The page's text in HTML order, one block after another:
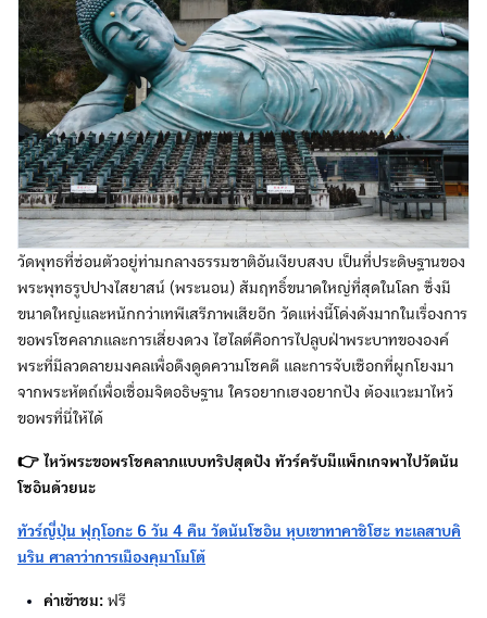
วัดพุทธที่ซ่อนตัวอยู่ท่ามกลางธรรมชาติอันเงียบสงบ เป็นที่ประดิษฐานของ
พระพุทธรูปปางไสยาสน์ (พระนอน) สัมฤทธิ์ขนาดใหญ่ที่สุดในโลก ซึ่งมี
ขนาดใหญ่และหนักกว่าเทพีเสรีภาพเสียอีก วัดแห่งนี้โด่งดังมากในเรื่องการ
ขอพรโชคลาภและการเสี่ยงดวง ไฮไลต์คือการไปลูบฝ่าพระบาทขององค์
พระที่มีลวดลายมงคลเพื่อดึงดูดความโชคดี และการจับเชือกที่ผูกโยงมา
จากพระหัตถ์เพื่อเชื่อมจิตอธิษฐาน ใครอยากเฮงอยากปัง ต้องแวะมาไหว้
ขอพรที่นี่ให้ได้
👉 ไหว้พระขอพรโชคลาภแบบทริปสุดปัง ทัวร์ครับมีแพ็กเกจพาไปวัดนัน
โซอินด้วยนะ
ทัวร์ญี่ปุ่น ฟุกุโอกะ 6 วัน 4 คืน วัดนันโซอิน หุบเขาทาคาชิโฮะ ทะเลสาบคิ
นริน ศาลาว่าการเมืองคุมาโมโต้
ค่าเข้าชม: ฟรี